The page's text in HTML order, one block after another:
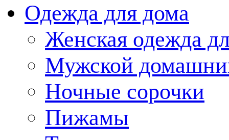
Одежда для дома
Женская одежда
Мужской
Ночные сорочки
Пижамы